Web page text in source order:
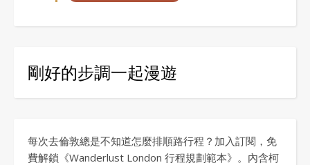
剛好的步調一起漫遊
每次去倫敦總是不知道怎麼排順路行程？加入訂閱，免
費解鎖《Wanderlust London 行程規劃範本》。內含柯